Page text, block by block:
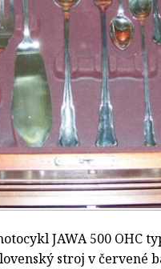
JAWA 500 OHC
stroj v červené